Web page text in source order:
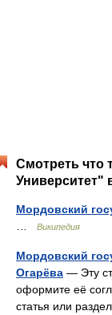
Смотреть что
Университет"
Мордовский
Википедия
Мордовский
Огарёва — Эту
оформите её
статья или